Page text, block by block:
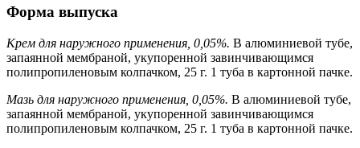
Форма выпуска
Крем для наружного применения, 0,05%. В алюминиевой тубе,
запаянной мембраной, укупоренной завинчивающимся
полипропиленовым колпачком, 25 г. 1 туба в картонной пачке.
Мазь для наружного применения, 0,05%. В алюминиевой тубе,
запаянной мембраной, укупоренной завинчивающимся
полипропиленовым колпачком, 25 г. 1 туба в картонной пачке.